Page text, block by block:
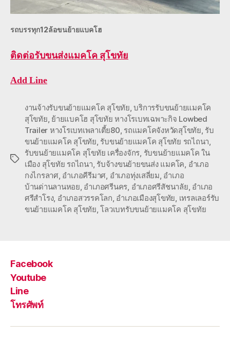
รถบรรทุก12ล้อขนย้ายแบคโฮ
ติดต่อรับขนส่งแมคโค สุโขทัย
Add Line
Tags
งานจ้างรับขนย้ายแมคโค สุโขทัย,บริการรับขนย้ายแมคโค
สุโขทัย, ย้ายแบคโฮ สุโขทัย หางโรเบทเฉพาะกิจ Lowbed
Trailer หางโรเบทเพลาเตี้ย80, รถแมคโคจังหวัดสุโขทัย, รับ
ขนย้ายแมคโค สุโขทัย, รับขนย้ายแมคโค สุโขทัย รถไถนา,
รับขนย้ายแมคโค สุโขทัย เครื่องจักร, รับขนย้ายแมคโค ใน
เมือง สุโขทัย รถไถนา, รับจ้างขนย้ายขนส่ง แมคโค, อำเภอ
กงไกรลาศ, อำเภอคีรีมาศ, อำเภอทุ่งเสลี่ยม, อำเภอ
บ้านด่านลานหอย, อำเภอศรีนคร, อำเภอศรีสัชนาลัย, อำเภอ
ศรีสำโรง, อำเภอสวรรคโลก, อำเภอเมืองสุโขทัย, เทรลเลอร์รับ
ขนย้ายแมคโค สุโขทัย,โลวเบทรับขนย้ายแมคโค สุโขทัย
Facebook
Youtube
Line
โทรศัพท์